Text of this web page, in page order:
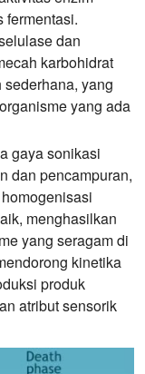
fermentasi.
dan
karbohidrat
yang
yang ada
gaya sonikasi
dan pencampuran,
menghasilkan
yang seragam di
kinetika
produk
atribut sensorik